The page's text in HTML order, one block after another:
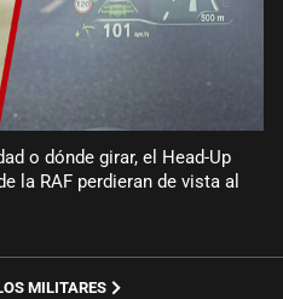
o dónde girar, el Head-Up
la RAF perdieran de vista al
MILITARES